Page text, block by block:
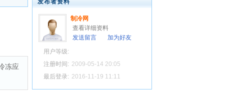
冻应
发布者资料
制冷网
查看详细资料
发送留言
加为好友
用户等级:
注册时间: 2009-05-14 20:05
最后登录: 2016-11-19 11:11